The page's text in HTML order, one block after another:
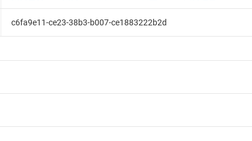
c6fa9e11-ce23-38b3-b007-ce1883222b2d
法第19條第1項後段暨通訊交易解除權合理例外情事適用